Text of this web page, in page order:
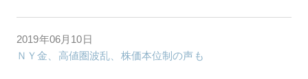
2019年06月10日
ＮＹ金、高値圏波乱、株価本位制の声も